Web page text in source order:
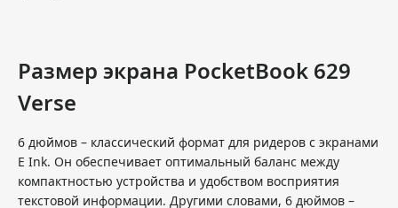
Размер экрана PocketBook 629
Verse
6 дюймов – классический формат для ридеров с экранами
E Ink. Он обеспечивает оптимальный баланс между
компактностью устройства и удобством восприятия
текстовой информации. Другими словами, 6 дюймов –